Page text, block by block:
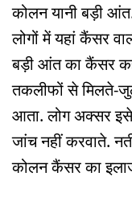
कोलन यानी बड़ी
लोगों में यहां कैंसर
बड़ी आंत का कैंसर
तकलीफों से मिलते-
आता. लोग अक्सर
जांच नहीं करवाते.
कोलन कैंसर का